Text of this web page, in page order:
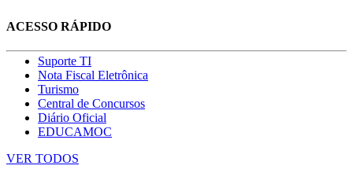
ACESSO RÁPIDO
Suporte TI
Nota Fiscal Eletrônica
Turismo
Central de Concursos
Diário Oficial
EDUCAMOC
VER TODOS